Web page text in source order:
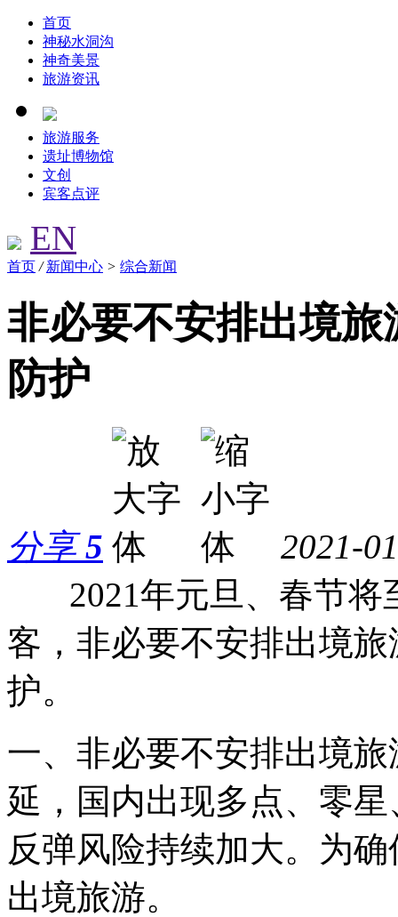
首页
神秘水洞沟
神奇美景
旅游资讯
旅游服务
遗址博物馆
文创
宾客点评
EN
首页 / 新闻中心 > 综合新闻
非必要不安排出境
防护
分享5
2021-
2021年元旦、春节将
客，非必要不安排出境
护。
一、非必要不安排出境
延，国内出现多点、零
反弹风险持续加大。为
出境旅游。